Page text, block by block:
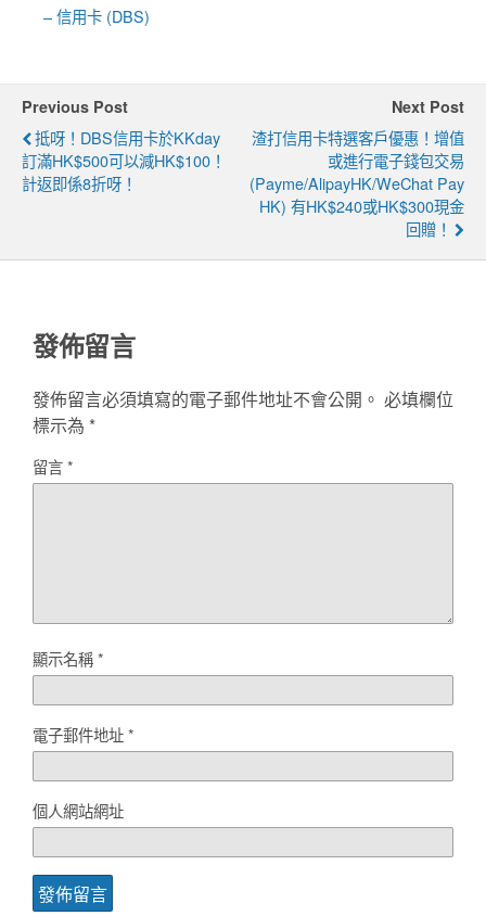
– 信用卡 (DBS)
Previous Post
抵呀！DBS信用卡於KKday
訂滿HK$500可以減HK$100！
計返即係8折呀！
Next Post
渣打信用卡特選客戶優惠！增值
或進行電子錢包交易
(Payme/AlipayHK/WeChat Pay
HK) 有HK$240或HK$300現金
回贈！
發佈留言
發佈留言必須填寫的電子郵件地址不會公開。 必填欄位
標示為 *
留言*
顯示名稱*
電子郵件地址*
個人網站網址